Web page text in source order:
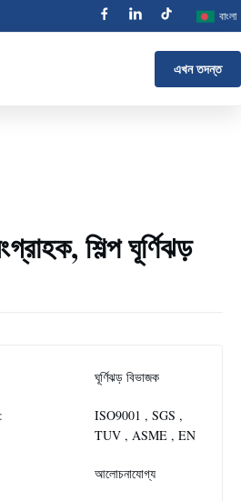
বাংলা
এখন তদন্ত
শিল্প ঘূর্ণিঝড়
ঘূর্ণিঝড় বিভাজক
ISO9001 , SGS ,
TUV , ASME , EN
আলোচনাযোগ্য